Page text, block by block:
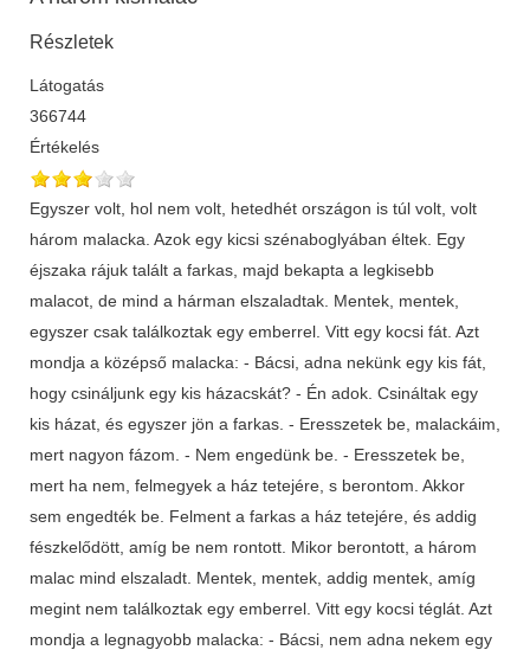
Részletek
Látogatás
366744
Értékelés
Egyszer volt, hol nem volt, hetedhét országon is túl volt, volt
három malacka. Azok egy kicsi szénaboglyában éltek. Egy
éjszaka rájuk talált a farkas, majd bekapta a legkisebb
malacot, de mind a hárman elszaladtak. Mentek, mentek,
egyszer csak találkoztak egy emberrel. Vitt egy kocsi fát. Azt
mondja a középső malacka: - Bácsi, adna nekünk egy kis fát,
hogy csináljunk egy kis házacskát? - Én adok. Csináltak egy
kis házat, és egyszer jön a farkas. - Eresszetek be, malackáim,
mert nagyon fázom. - Nem engedünk be. - Eresszetek be,
mert ha nem, felmegyek a ház tetejére, s berontom. Akkor
sem engedték be. Felment a farkas a ház tetejére, és addig
fészkelődött, amíg be nem rontott. Mikor berontott, a három
malac mind elszaladt. Mentek, mentek, addig mentek, amíg
megint nem találkoztak egy emberrel. Vitt egy kocsi téglát. Azt
mondja a legnagyobb malacka: - Bácsi, nem adna nekem egy